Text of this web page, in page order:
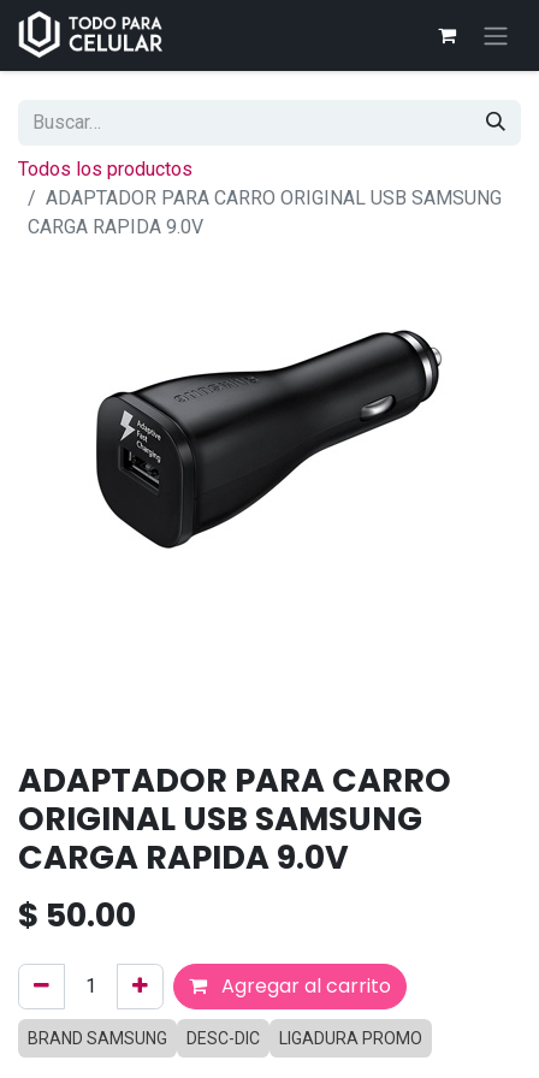
Todos los productos
ADAPTADOR PARA CARRO ORIGINAL USB SAMSUNG
CARGA RAPIDA 9.0V
ADAPTADOR PARA CARRO
ORIGINAL USB SAMSUNG
CARGA RAPIDA 9.0V
$ 50.00
Agregar al carrito
BRAND SAMSUNG DESC-DIC LIGADURA PROMO